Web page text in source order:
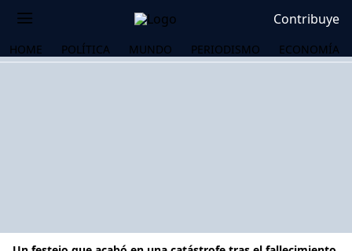
Contribuye
HOME POLÍTICA MUNDO PERIODISMO ECONOMÍA